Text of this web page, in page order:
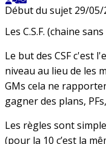
Début du sujet 29/05/
Les C.S.F. (chaine
Le but des CSF c'est
niveau au lieu de les
GMs cela ne
gagner des plans,
Les règles sont
(pour la 10 c’est la